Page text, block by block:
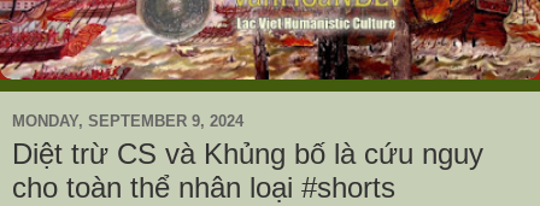
MONDAY, SEPTEMBER 9, 2024
Diệt trừ CS và Khủng bố là cứu nguy
cho toàn thể nhân loại #shorts